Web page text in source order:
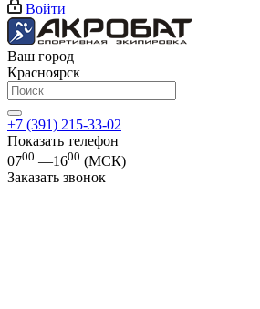
Войти
Ваш город
Красноярск
+7 (391) 215-33-02
Показать телефон
0700 —1600 (МСК)
Заказать звонок